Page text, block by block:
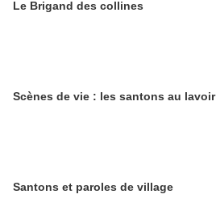
Le Brigand des collines
Scènes de vie : les santons au lavoir
Santons et paroles de village